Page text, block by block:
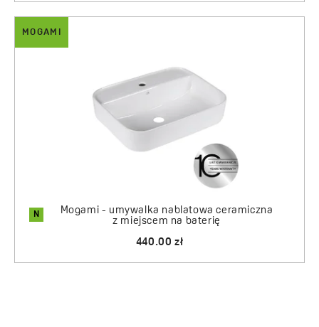
MOGAMI
N
Mogami - umywalka nablatowa ceramiczna
z miejscem na baterię
440.00 zł